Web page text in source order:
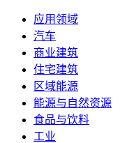
应用领域
汽车
商业建筑
住宅建筑
区域能源
能源与自然资源
食品与饮料
工业